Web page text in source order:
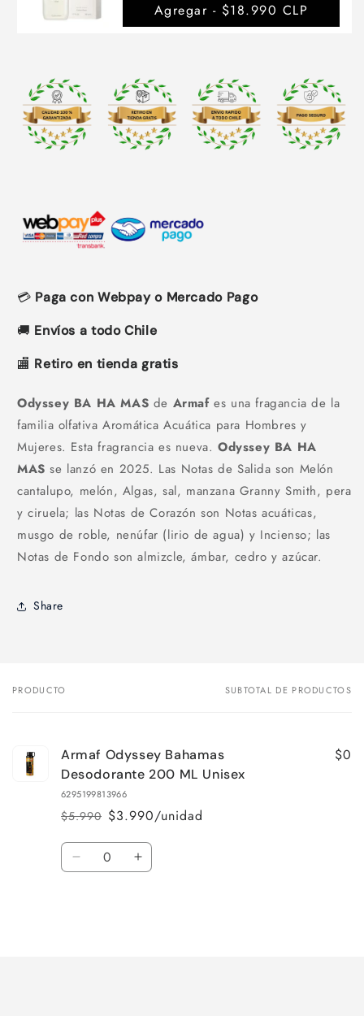
Agregar - $18.990 CLP
💳 Paga con Webpay o Mercado Pago
🚚 Envíos a todo Chile
🏬 Retiro en tienda gratis
Odyssey BA HA MAS de Armaf es una fragancia de la
familia olfativa Aromática Acuática para Hombres y
Mujeres. Esta fragrancia es nueva. Odyssey BA HA
MAS se lanzó en 2025. Las Notas de Salida son Melón
cantalupo, melón, Algas, sal, manzana Granny Smith, pera
y ciruela; las Notas de Corazón son Notas acuáticas,
musgo de roble, nenúfar (lirio de agua) y Incienso; las
Notas de Fondo son almizcle, ámbar, cedro y azúcar.
Share
Tu
PRODUCTO SUBTOTAL DE PRODUCTOS
Armaf Odyssey Bahamas
Desodorante 200 ML Unisex
6295199813966
Precio
habitual
$5.990
Precio
de
oferta
$3.990/unidad
$0
Cantidad
Reducir
Aumentar